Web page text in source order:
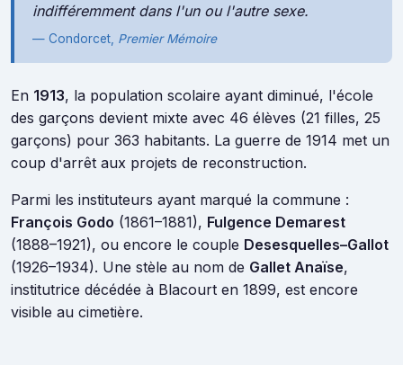
indifféremment dans l'un ou l'autre sexe.
— Condorcet, Premier Mémoire
En 1913, la population scolaire ayant diminué, l'école
des garçons devient mixte avec 46 élèves (21 filles, 25
garçons) pour 363 habitants. La guerre de 1914 met un
coup d'arrêt aux projets de reconstruction.
Parmi les instituteurs ayant marqué la commune :
François Godo (1861–1881), Fulgence Demarest
(1888–1921), ou encore le couple Desesquelles–Gallot
(1926–1934). Une stèle au nom de Gallet Anaïse,
institutrice décédée à Blacourt en 1899, est encore
visible au cimetière.